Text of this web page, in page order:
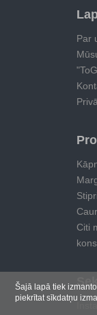
Par
Citi
Šajā lapā tiek
piekrītat sīkdatņu